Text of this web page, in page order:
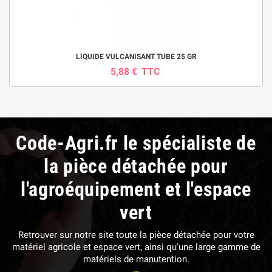
LIQUIDE VULCANISANT TUBE 25 GR
5,88 € TTC
Code-Agri.fr le spécialiste de
la pièce détachée pour
l'agroéquipement et l'espace
vert
Retrouver sur notre site toute la pièce détachée pour votre
matériel agricole et espace vert, ainsi qu'une large gamme de
matériels de manutention.